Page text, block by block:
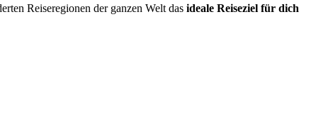
Reiseregionen der ganzen Welt das ideale Reiseziel für dich